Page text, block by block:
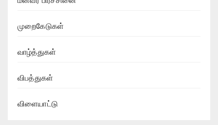
முறைகேடுகள்
வாழ்த்துகள்
விபத்துகள்
விளையாட்டு